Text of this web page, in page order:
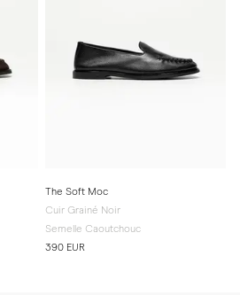
The Soft Moc
Cuir Grainé Noir
Semelle Caoutchouc
390 EUR